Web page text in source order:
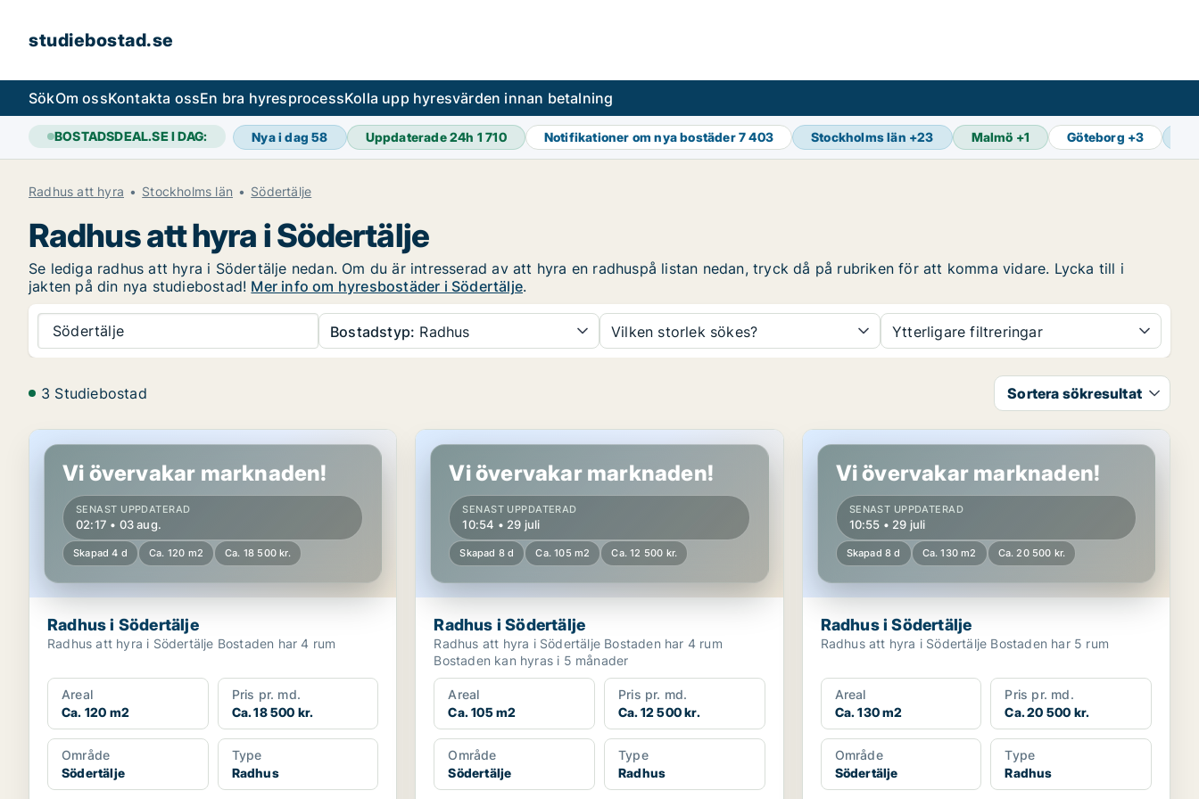
studiebostad.se
SökOm ossKontakta ossEn bra hyresprocessKolla upp hyresvärden innan betalning
BOSTADSDEAL.SE I DAG: Nya i dag58 Uppdaterade 24h 1 710 Notifikationer om nya bostäder7 403 Stockholms län +23 Malmö +1 Göteborg +3
Radhus att hyra Stockholms län Södertälje
Radhus att hyra i Södertälje
Se lediga radhus att hyra i Södertälje nedan. Om du är intresserad av att hyra en radhuspå listan nedan, tryck då på rubriken för att komma vidare. Lycka till i
jakten på din nya studiebostad! Mer info om hyresbostäder i Södertälje.
Södertälje Bostadstyp: Radhus Vilken storlek sökes? Ytterligare filtreringar
3 Studiebostad Sortera sökresultat
Radhus i Södertälje
Vi övervakar marknaden!
SENAST UPPDATERAD
02:17 • 03 aug.
Skapad 4 d Ca. 120 m2 Ca. 18 500 kr.
Radhus i Södertälje
Radhus att hyra i Södertälje Bostaden har 4 rum
Areal
Ca. 120 m2
Pris pr. md.
Ca. 18 500 kr.
Område
Södertälje
Type
Radhus
Radhus i Södertälje
Vi övervakar marknaden!
SENAST UPPDATERAD
10:54 • 29 juli
Skapad 8 d Ca. 105 m2 Ca. 12 500 kr.
Radhus i Södertälje
Radhus att hyra i Södertälje Bostaden har 4 rum
Bostaden kan hyras i 5 månader
Areal
Ca. 105 m2
Pris pr. md.
Ca. 12 500 kr.
Område
Södertälje
Type
Radhus
Radhus i Södertälje
Vi övervakar marknaden!
SENAST UPPDATERAD
10:55 • 29 juli
Skapad 8 d Ca. 130 m2 Ca. 20 500 kr.
Radhus i Södertälje
Radhus att hyra i Södertälje Bostaden har 5 rum
Areal
Ca. 130 m2
Pris pr. md.
Ca. 20 500 kr.
Område
Södertälje
Type
Radhus